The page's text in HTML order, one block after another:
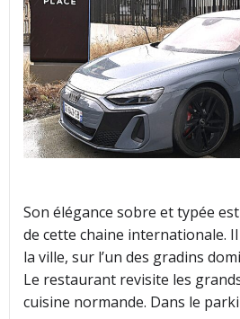
Son élégance sobre et typée
de cette chaine internationale.
la ville, sur l’un des gradins
Le restaurant revisite les
cuisine normande. Dans le